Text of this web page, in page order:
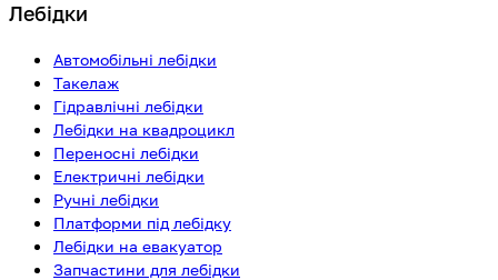
Лебідки
Автомобільні лебідки
Такелаж
Гідравлічні лебідки
Лебідки на квадроцикл
Переносні лебідки
Електричні лебідки
Ручні лебідки
Платформи під лебідку
Лебідки на евакуатор
Запчастини для лебідки